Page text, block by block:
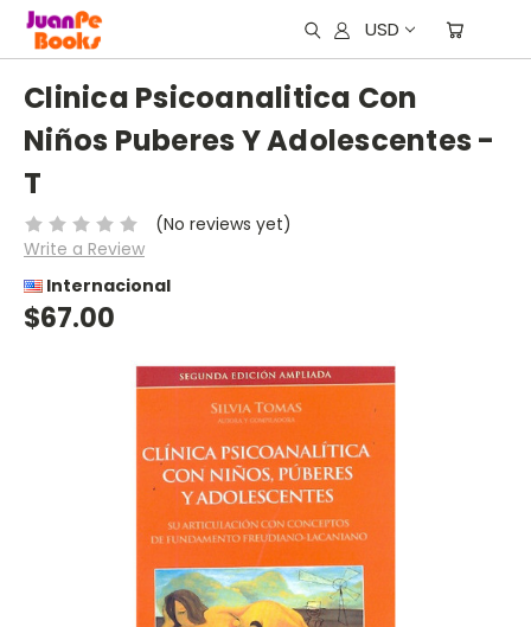
USD
Clinica Psicoanalitica Con
Niños Puberes Y Adolescentes -
T
(No reviews yet)
Write a Review
Internacional
$67.00